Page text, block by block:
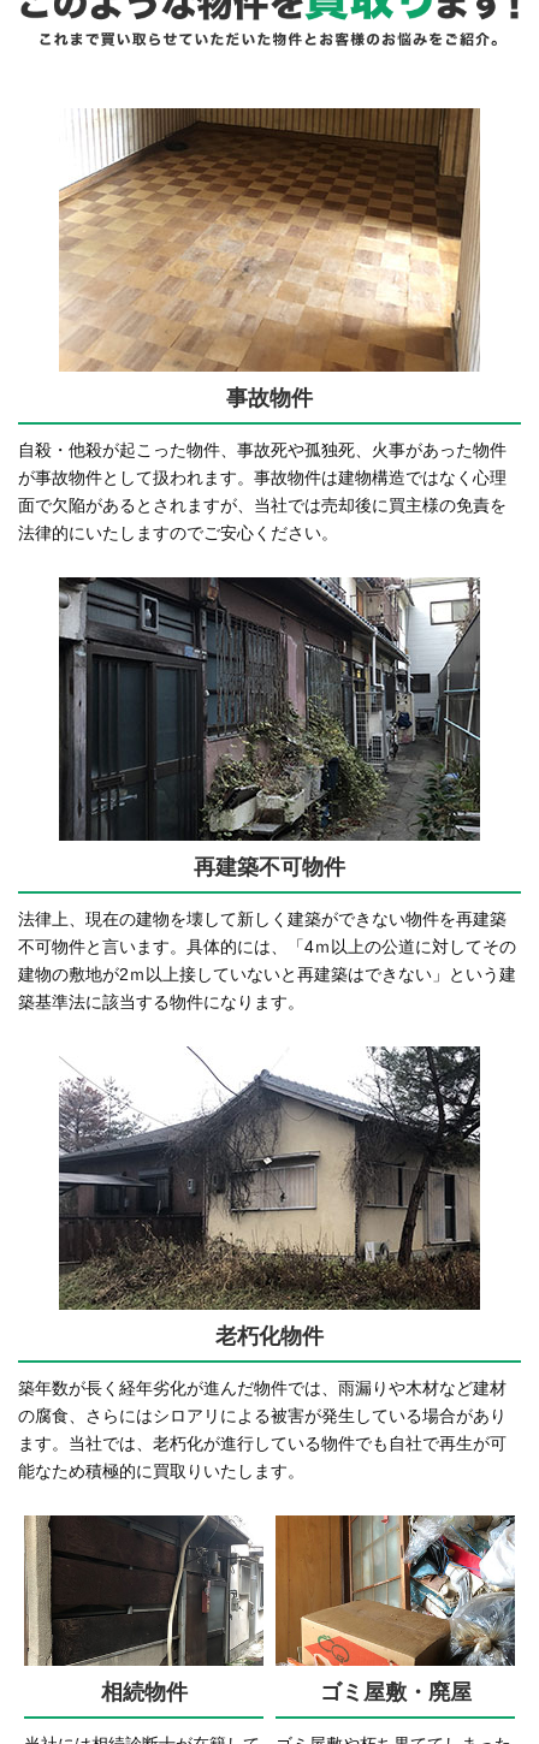
事故物件
自殺・他殺が起こった物件、事故死や孤独死、火事があった物件
が事故物件として扱われます。事故物件は建物構造ではなく心理
面で欠陥があるとされますが、当社では売却後に買主様の免責を
法律的にいたしますのでご安心ください。
再建築不可物件
法律上、現在の建物を壊して新しく建築ができない物件を再建築
不可物件と言います。具体的には、「4ｍ以上の公道に対してその
建物の敷地が2ｍ以上接していないと再建築はできない」という建
築基準法に該当する物件になります。
老朽化物件
築年数が長く経年劣化が進んだ物件では、雨漏りや木材など建材
の腐食、さらにはシロアリによる被害が発生している場合があり
ます。当社では、老朽化が進行している物件でも自社で再生が可
能なため積極的に買取りいたします。
相続物件 ゴミ屋敷・廃屋